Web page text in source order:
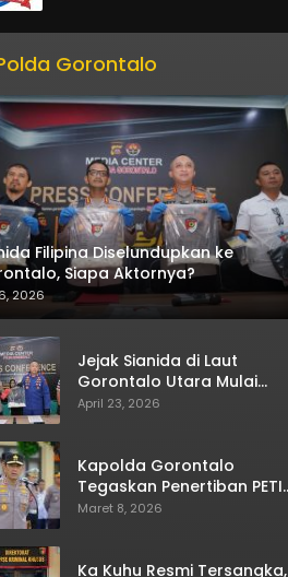
Gorontalo
Filipina Diselundupkan ke
Siapa Aktornya?
2026
Jejak Sianida di Laut
Gorontalo Utara Mulai
Terkuak
April 23, 2026
Kapolda Gorontalo
Tegaskan Penertiban PETI
Terus Berjalan
Maret 8, 2026
Ka Kuhu Resmi Tersangka,